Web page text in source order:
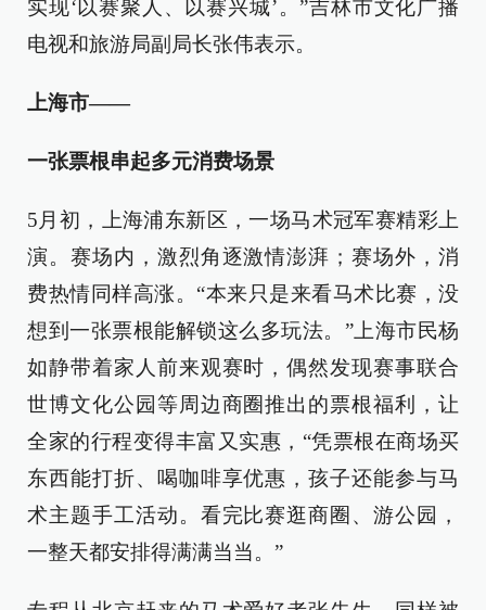
实现‘以赛聚人、以赛兴城’。”吉林市文化广播
电视和旅游局副局长张伟表示。
上海市——
一张票根串起多元消费场景
5月初，上海浦东新区，一场马术冠军赛精彩上
演。赛场内，激烈角逐激情澎湃；赛场外，消
费热情同样高涨。“本来只是来看马术比赛，没
想到一张票根能解锁这么多玩法。”上海市民杨
如静带着家人前来观赛时，偶然发现赛事联合
世博文化公园等周边商圈推出的票根福利，让
全家的行程变得丰富又实惠，“凭票根在商场买
东西能打折、喝咖啡享优惠，孩子还能参与马
术主题手工活动。看完比赛逛商圈、游公园，
一整天都安排得满满当当。”